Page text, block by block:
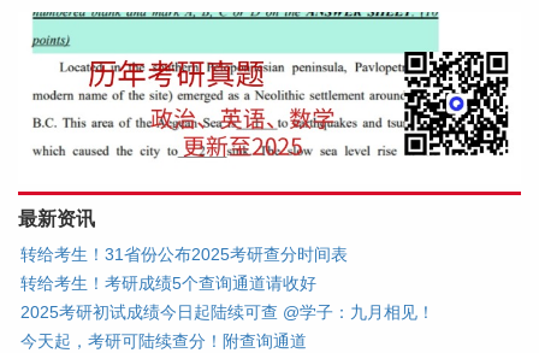
最新资讯
转给考生！31省份公布2025考研查分时间表
转给考生！考研成绩5个查询通道请收好
2025考研初试成绩今日起陆续可查 @学子：九月相见！
今天起，考研可陆续查分！附查询通道